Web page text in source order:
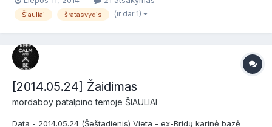
Žaidimo lygis - 1 lygis (su savo arba išnuomota įranga) Taisyklės
- LSB patvirtintos taisyklės Laikas - Bri...
Šiauliai šratasvydis (ir dar 1)
[2014.05.24] Žaidimas
mordaboy patalpino temoje ŠIAULIAI
Data - 2014.05.24 (Šeštadienis) Vieta - ex-Bridų karinė bazė